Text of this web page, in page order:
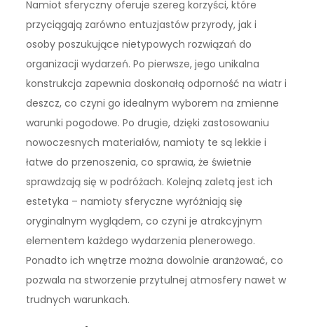
Namiot sferyczny oferuje szereg korzyści, które
przyciągają zarówno entuzjastów przyrody, jak i
osoby poszukujące nietypowych rozwiązań do
organizacji wydarzeń. Po pierwsze, jego unikalna
konstrukcja zapewnia doskonałą odporność na wiatr i
deszcz, co czyni go idealnym wyborem na zmienne
warunki pogodowe. Po drugie, dzięki zastosowaniu
nowoczesnych materiałów, namioty te są lekkie i
łatwe do przenoszenia, co sprawia, że świetnie
sprawdzają się w podróżach. Kolejną zaletą jest ich
estetyka – namioty sferyczne wyróżniają się
oryginalnym wyglądem, co czyni je atrakcyjnym
elementem każdego wydarzenia plenerowego.
Ponadto ich wnętrze można dowolnie aranżować, co
pozwala na stworzenie przytulnej atmosfery nawet w
trudnych warunkach.